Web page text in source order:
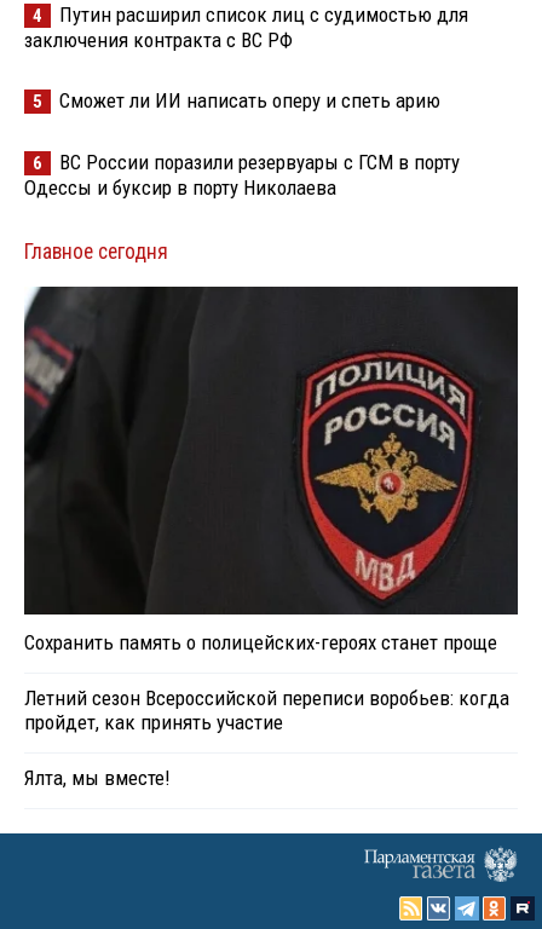
4
Путин расширил список лиц с судимостью для
заключения контракта с ВС РФ
5 Сможет ли ИИ написать оперу и спеть арию
6
ВС России поразили резервуары с ГСМ в порту
Одессы и буксир в порту Николаева
Главное сегодня
Сохранить память о полицейских-героях станет проще
Летний сезон Всероссийской переписи воробьев: когда
пройдет, как принять участие
Ялта, мы вместе!